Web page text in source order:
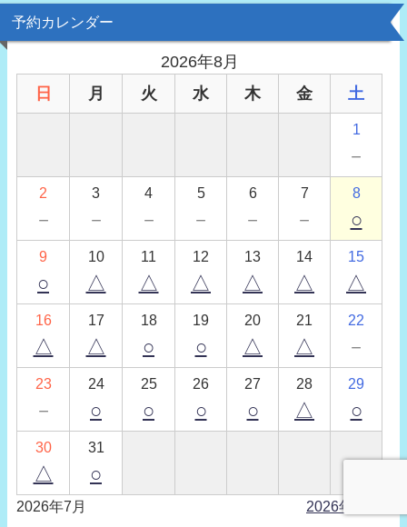
予約カレンダー
2026年8月
日
月 火 水 木 金 土
1
－
2
－
3
－
4
－
5
－
6
－
7
－
8
○
9
○
10
△
11
△
12
△
13
△
14
△
15
△
16
△
17
△
18
○
19
○
20
△
21
△
22
－
23
－
24
○
25
○
26
○
27
○
28
△
29
○
30
△
31
○
2026年7月 2026年9月